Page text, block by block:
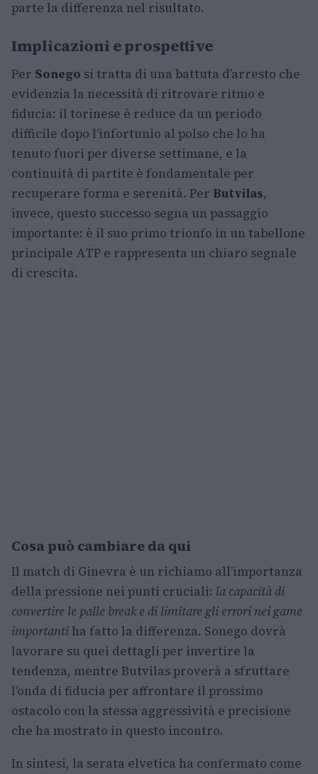
parte la differenza nel risultato.
Implicazioni e prospettive
Per Sonego si tratta di una battuta d’arresto che
evidenzia la necessità di ritrovare ritmo e
fiducia: il torinese è reduce da un periodo
difficile dopo l’infortunio al polso che lo ha
tenuto fuori per diverse settimane, e la
continuità di partite è fondamentale per
recuperare forma e serenità. Per Butvilas,
invece, questo successo segna un passaggio
importante: è il suo primo trionfo in un tabellone
principale ATP e rappresenta un chiaro segnale
di crescita.
Cosa può cambiare da qui
Il match di Ginevra è un richiamo all’importanza
della pressione nei punti cruciali: la capacità di
convertire le palle break e di limitare gli errori nei game
importanti ha fatto la differenza. Sonego dovrà
lavorare su quei dettagli per invertire la
tendenza, mentre Butvilas proverà a sfruttare
l’onda di fiducia per affrontare il prossimo
ostacolo con la stessa aggressività e precisione
che ha mostrato in questo incontro.
In sintesi, la serata elvetica ha confermato come